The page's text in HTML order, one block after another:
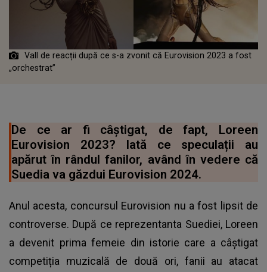
Vall de reacții după ce s-a zvonit că Eurovision 2023 a fost
„orchestrat”
De ce ar fi câștigat, de fapt, Loreen
Eurovision 2023? Iată ce speculații au
apărut în rândul fanilor, având în vedere că
Suedia va găzdui Eurovision 2024.
Anul acesta, concursul Eurovision nu a fost lipsit de
controverse. După ce reprezentanta Suediei, Loreen
a devenit prima femeie din istorie care a câștigat
competiția muzicală de două ori, fanii au atacat